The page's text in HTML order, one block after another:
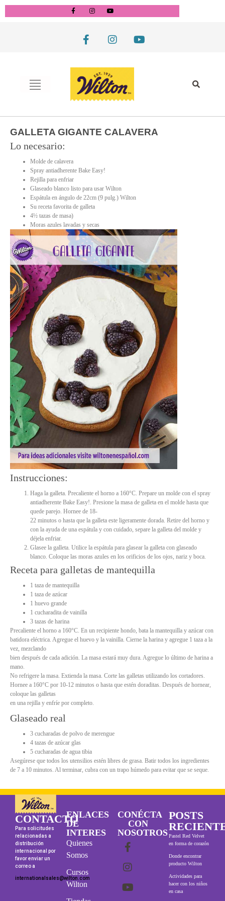
GALLETA GIGANTE CALAVERA
Lo necesario:
Molde de calavera
Spray antiadherente Bake Easy!
Rejilla para enfriar
Glaseado blanco listo para usar Wilton
Espátula en ángulo de 22cm (9 pulg.) Wilton
Su receta favorita de galleta
4½ tazas de masa)
Moras azules lavadas y secas
Instrucciones:
Haga la galleta. Precaliente el horno a 160°C. Prepare un molde con el spray
antiadherente Bake Easy!. Presione la masa de galleta en el molde hasta que
quede parejo. Hornee de 18-
22 minutos o hasta que la galleta este ligeramente dorada. Retire del horno y
con la ayuda de una espátula y con cuidado, separe la galleta del molde y
déjela enfriar.
Glasee la galleta. Utilice la espátula para glasear la galleta con glaseado
blanco. Coloque las moras azules en los orificios de los ojos, nariz y boca.
Receta para galletas de mantequilla
1 taza de mantequilla
1 taza de azúcar
1 huevo grande
1 cucharadita de vainilla
3 tazas de harina
Precaliente el horno a 160°C. En un recipiente hondo, bata la mantequilla y azúcar con
batidora eléctrica. Agregue el huevo y la vainilla. Cierne la harina y agregue 1 taza a la
vez, mezclando
bien después de cada adición. La masa estará muy dura. Agregue lo último de harina a
mano.
No refrigere la masa. Extienda la masa. Corte las galletas utilizando los cortadores.
Hornee a 160°C por 10-12 minutos o hasta que estén doraditas. Después de hornear,
coloque las galletas
en una rejilla y enfríe por completo.
Glaseado real
3 cucharadas de polvo de merengue
4 tazas de azúcar glas
5 cucharadas de agua tibia
Asegúrese que todos los utensilios estén libres de grasa. Batir todos los ingredientes
de 7 a 10 minutos. Al terminar, cubra con un trapo húmedo para evitar que se seque.
CONTACTO
Para solicitudes
relacionadas a
distribución
internacional por
favor enviar un
correo a
internationalsales@wilton.com
ENLACES
DE
INTERES
Quienes
Somos
Cursos
Wilton
CONÉCTA
CON
NOSOTROS
POSTS
Pastel Red Velvet
en forma de corazón
Donde encontrar
producto Wilton
Actividades para
hacer con los niños
en casa